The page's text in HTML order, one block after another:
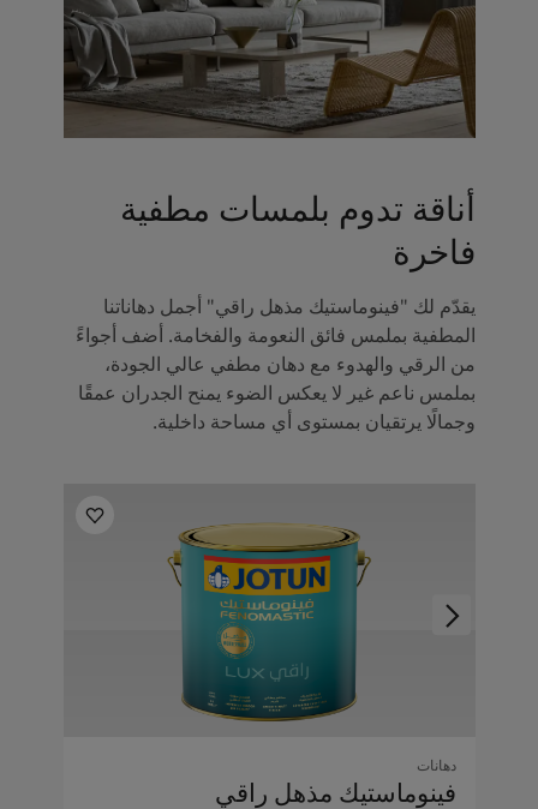
أناقة تدوم بلمسات مطفية
فاخرة
يقدّم لك "فينوماستيك مذهل راقي" أجمل دهاناتنا
المطفية بملمس فائق النعومة والفخامة. أضف أجواءً
من الرقي والهدوء مع دهان مطفي عالي الجودة،
بملمس ناعم غير لا يعكس الضوء يمنح الجدران عمقًا
وجمالًا يرتقيان بمستوى أي مساحة داخلية.
دهانات
فينوماستيك مذهل راقي